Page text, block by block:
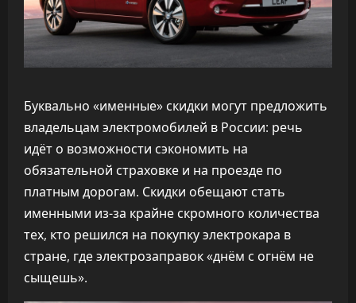
Буквально «именные» скидки могут предложить
владельцам электромобилей в России: речь
идёт о возможности сэкономить на
обязательной страховке и на проезде по
платным дорогам. Скидки обещают стать
именными из-за крайне скромного количества
тех, кто решился на покупку электрокара в
стране, где электрозаправок «днём с огнём не
сыщешь».